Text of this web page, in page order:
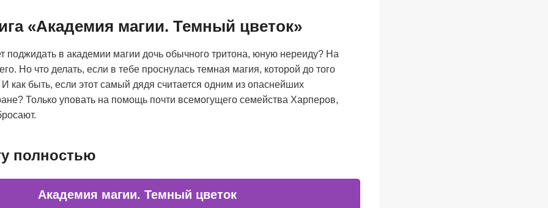
«Академия магии. Темный цветок»
поджидать в академии магии дочь обычного тритона, юную нереиду? На
Но что делать, если в тебе проснулась темная магия, которой до того
как быть, если этот самый дядя считается одним из опаснейших
Только уповать на помощь почти всемогущего семейства Харперов,
полностью
Академия магии. Темный цветок